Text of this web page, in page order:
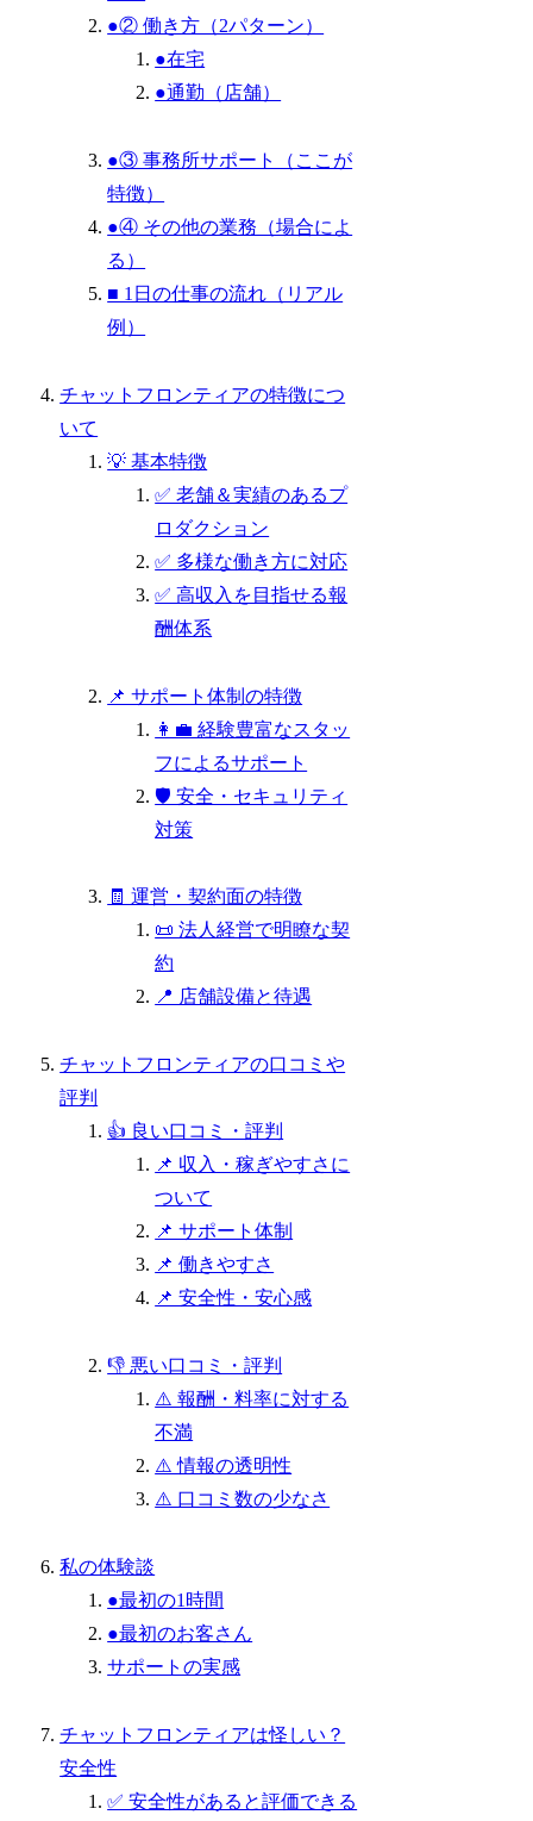
●② 働き方（2パターン）
●在宅
●通勤（店舗）
●③ 事務所サポート（ここが
特徴）
●④ その他の業務（場合によ
る）
■ 1日の仕事の流れ（リアル
例）
チャットフロンティアの特徴につ
いて
💡 基本特徴
✅ 老舗＆実績のあるプ
ロダクション
✅ 多様な働き方に対応
✅ 高収入を目指せる報
酬体系
📌 サポート体制の特徴
👩‍💼 経験豊富なスタッ
フによるサポート
🛡 安全・セキュリティ
対策
🧾 運営・契約面の特徴
📜 法人経営で明瞭な契
約
📍 店舗設備と待遇
チャットフロンティアの口コミや
評判
👍 良い口コミ・評判
📌 収入・稼ぎやすさに
ついて
📌 サポート体制
📌 働きやすさ
📌 安全性・安心感
👎 悪い口コミ・評判
⚠️ 報酬・料率に対する
不満
⚠️ 情報の透明性
⚠️ 口コミ数の少なさ
私の体験談
●最初の1時間
●最初のお客さん
サポートの実感
チャットフロンティアは怪しい？
安全性
✅ 安全性があると評価できる